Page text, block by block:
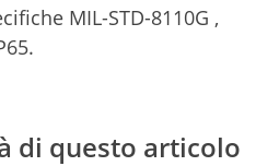
MIL-STD-8110G ,
di questo articolo